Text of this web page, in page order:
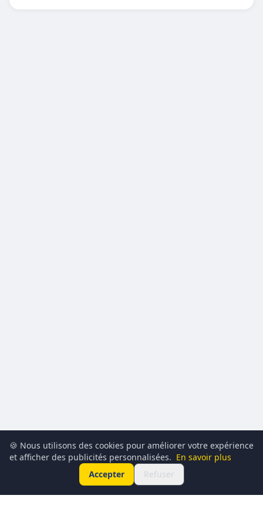
🍪 Nous utilisons des cookies pour améliorer votre expérience
et afficher des publicités personnalisées. En savoir plus
Accepter
Refuser